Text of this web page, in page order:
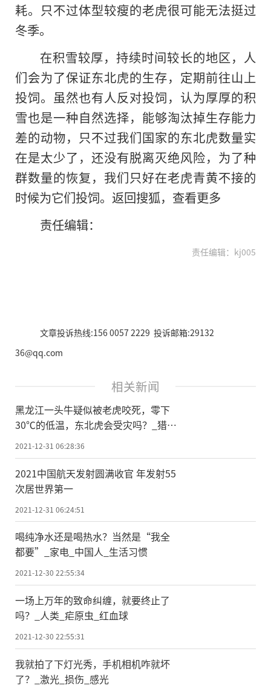
耗。只不过体型较瘦的老虎很可能无法挺过
冬季。
在积雪较厚，持续时间较长的地区，人
们会为了保证东北虎的生存，定期前往山上
投饲。虽然也有人反对投饲，认为厚厚的积
雪也是一种自然选择，能够淘汰掉生存能力
差的动物，只不过我们国家的东北虎数量实
在是太少了，还没有脱离灭绝风险，为了种
群数量的恢复，我们只好在老虎青黄不接的
时候为它们投饲。返回搜狐，查看更多
责任编辑：
责任编辑：kj005
文章投诉热线:156 0057 2229 投诉邮箱:29132
36@qq.com
相关新闻
黑龙江一头牛疑似被老虎咬死，零下
30℃的低温，东北虎会受灾吗？_猎物
2021-12-31 06:28:36
2021中国航天发射圆满收官 年发射55
次居世界第一
2021-12-31 06:24:51
喝纯净水还是喝热水？当然是“我全
都要”_家电_中国人_生活习惯
2021-12-30 22:55:34
一场上万年的致命纠缠，就要终止了
吗？_人类_疟原虫_红血球
2021-12-30 22:55:31
我就拍了下灯光秀，手机相机咋就坏
了？_激光_损伤_感光